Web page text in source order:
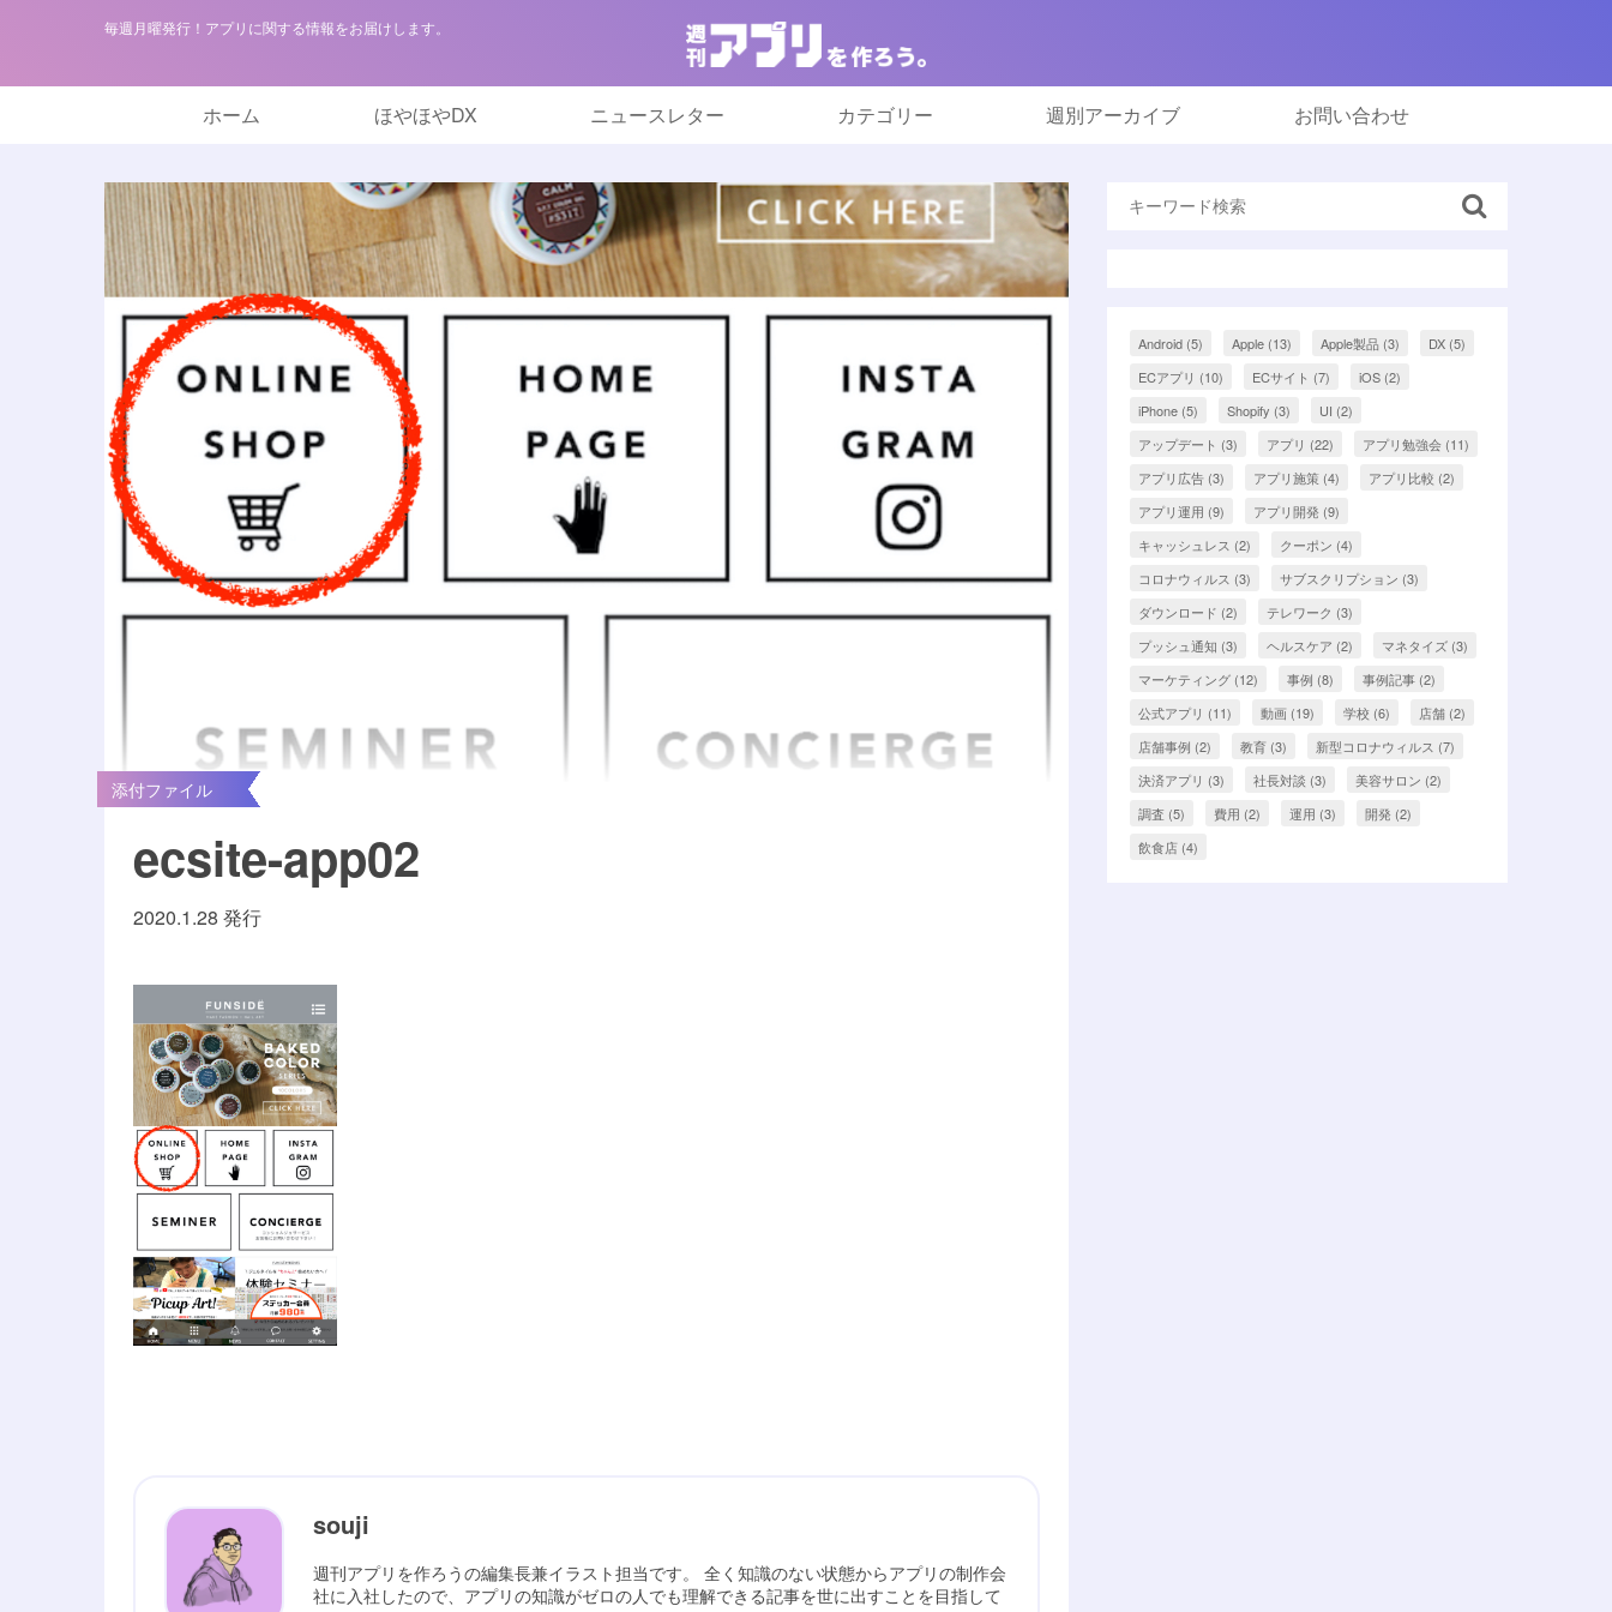
毎週月曜発行！アプリに関する情報をお届けします。
ホーム ほやほやDX ニュースレター カテゴリー 週別アーカイブ お問い合わせ
添付ファイル
ecsite-app02
2020.1.28 発行
souji
週刊アプリを作ろうの編集長兼イラスト担当です。 全く知識のない状態からアプリの制作会
社に入社したので、アプリの知識がゼロの人でも理解できる記事を世に出すことを目指して
Android(5) Apple(13) Apple製品(3) DX(5)
ECアプリ (10) ECサイト (7) iOS(2)
iPhone(5) Shopify (3) UI (2)
アップデート (3) アプリ (22) アプリ勉強会(11)
アプリ広告(3) アプリ施策(4) アプリ比較 (2)
アプリ運用 (9) アプリ開発(9)
キャッシュレス (2) クーポン (4)
コロナウィルス (3) サブスクリプション (3)
ダウンロード (2) テレワーク (3)
プッシュ通知 (3) ヘルスケア (2) マネタイズ(3)
マーケティング(12) 事例 (8) 事例記事(2)
公式アプリ (11) 動画(19) 学校(6) 店舗(2)
店舗事例 (2) 教育(3) 新型コロナウィルス (7)
決済アプリ (3) 社長対談 (3) 美容サロン (2)
調査 (5) 費用 (2) 運用 (3) 開発(2)
飲食店(4)